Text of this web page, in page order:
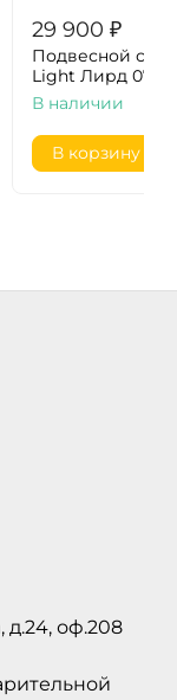
29 900 ₽
Подвесной
Light Лирд
В наличии
В корзину
д.24, оф.208